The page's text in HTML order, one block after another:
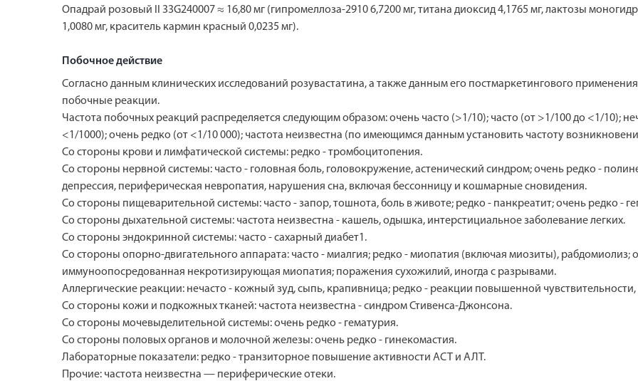
Опадрай розовый II 33G240007 ≈ 16,80 мг (гипромеллоза-2910 6,7200 мг, титана диоксид 4,1765 мг, лактозы
1,0080 мг, краситель кармин красный 0,0235 мг).
Побочное действие
Согласно данным клинических исследований розувастатина, а также данным его постмаркетингового
побочные реакции.
Частота побочных реакций распределяется следующим образом: очень часто (>1/10); часто (от >1/100 до <1/10);
<1/1000); очень редко (от <1/10 000); частота неизвестна (по имеющимся данным установить частоту
Со стороны крови и лимфатической системы: редко - тромбоцитопения.
Со стороны нервной системы: часто - головная боль, головокружение, астенический синдром; очень редко -
депрессия, периферическая невропатия, нарушения сна, включая бессонницу и кошмарные сновидения.
Со стороны пищеварительной системы: часто - запор, тошнота, боль в животе; редко - панкреатит; очень редко -
Со стороны дыхательной системы: частота неизвестна - кашель, одышка, интерстициальное заболевание легких.
Со стороны эндокринной системы: часто - сахарный диабет1.
Со стороны опорно-двигательного аппарата: часто - миалгия; редко - миопатия (включая миозиты), рабдомиолиз;
иммуноопосредованная некротизирующая миопатия; поражения сухожилий, иногда с разрывами.
Аллергические реакции: нечасто - кожный зуд, сыпь, крапивница; редко - реакции повышенной
Со стороны кожи и подкожных тканей: частота неизвестна - синдром Стивенса-Джонсона.
Со стороны мочевыделительной системы: очень редко - гематурия.
Со стороны половых органов и молочной железы: очень редко - гинекомастия.
Лабораторные показатели: редко - транзиторное повышение активности АСТ и АЛТ.
Прочие: частота неизвестна — периферические отеки.